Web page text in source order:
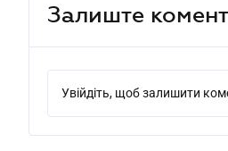
Залиште
Увійдіть, щоб залишити